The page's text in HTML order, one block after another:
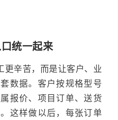
统一起来
更辛苦，而是让客户、业
数据。客户按规格型号
报价、项目订单、送货
这样做以后，每张订单